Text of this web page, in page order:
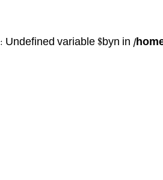
: Undefined variable $byn in/